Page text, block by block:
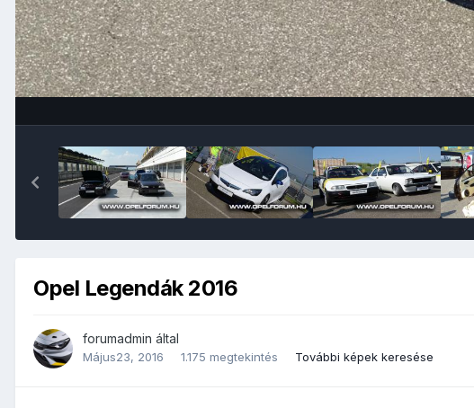
Opel Legendák 2016
forumadmin által
Május23, 2016 1.175 megtekintés További képek keresése